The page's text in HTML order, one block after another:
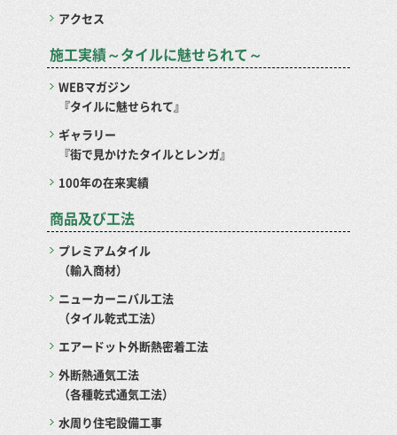
アクセス
施工実績～タイルに魅せられて～
WEBマガジン
『タイルに魅せられて』
ギャラリー
『街で見かけたタイルとレンガ』
100年の在来実績
商品及び工法
プレミアムタイル
（輸入商材）
ニューカーニバル工法
（タイル乾式工法）
エアードット外断熱密着工法
外断熱通気工法
（各種乾式通気工法）
水周り住宅設備工事